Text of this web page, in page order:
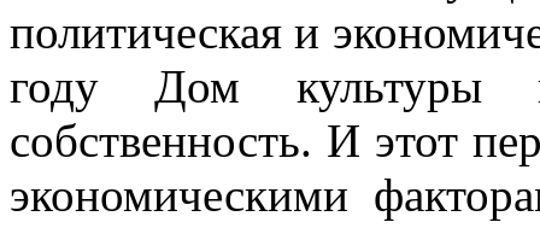
политическая и
году Дом культуры
собственность. И этот
экономическими